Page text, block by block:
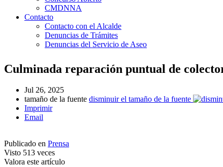
CMDNNA
Contacto
Contacto con el Alcalde
Denuncias de Trámites
Denuncias del Servicio de Aseo
Culminada reparación puntual de
Jul 26, 2025
tamaño de la fuente disminuir el tamaño de la fuente
Imprimir
Email
Publicado en Prensa
Visto 513 veces
Valora este artículo